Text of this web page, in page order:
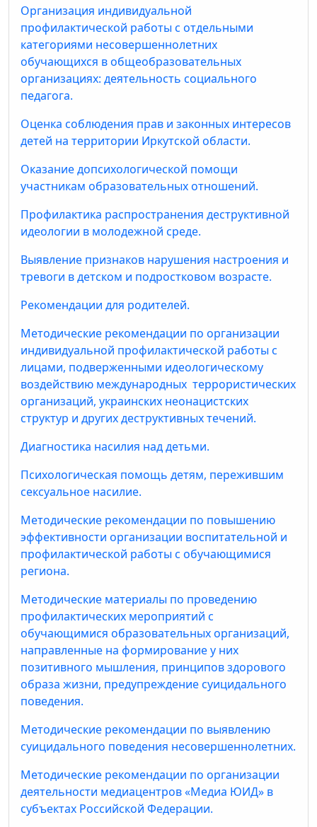
Организация индивидуальной
профилактической работы с отдельными
категориями несовершеннолетних
обучающихся в общеобразовательных
организациях: деятельность социального
педагога.
Оценка соблюдения прав и законных интересов
детей на территории Иркутской области.
Оказание допсихологической помощи
участникам образовательных отношений.
Профилактика распространения деструктивной
идеологии в молодежной среде.
Выявление признаков нарушения настроения и
тревоги в детском и подростковом возрасте.
Рекомендации для родителей.
Методические рекомендации по организации
индивидуальной профилактической работы с
лицами, подверженными идеологическому
воздействию международных террористических
организаций, украинских неонацистских
структур и других деструктивных течений.
Диагностика насилия над детьми.
Психологическая помощь детям, пережившим
сексуальное насилие.
Методические рекомендации по повышению
эффективности организации воспитательной и
профилактической работы с обучающимися
региона.
Методические материалы по проведению
профилактических мероприятий с
обучающимися образовательных организаций,
направленные на формирование у них
позитивного мышления, принципов здорового
образа жизни, предупреждение суицидального
поведения.
Методические рекомендации по выявлению
суицидального поведения несовершеннолетних.
Методические рекомендации по организации
деятельности медиацентров «Медиа ЮИД» в
субъектах Российской Федерации.